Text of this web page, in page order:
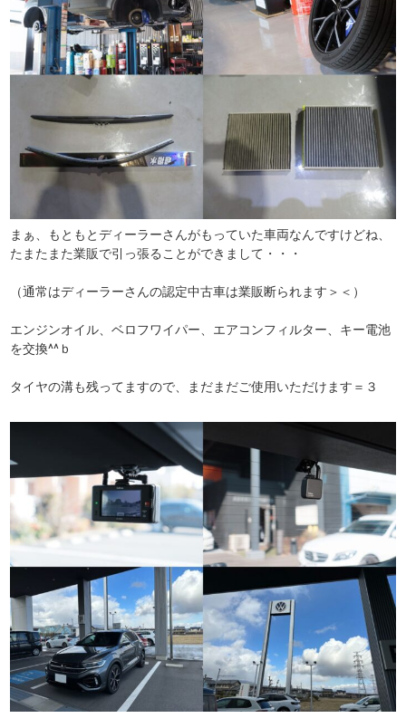
まぁ、もともとディーラーさんがもっていた車両なんですけどね、
たまたまた業販で引っ張ることができまして・・・
（通常はディーラーさんの認定中古車は業販断られます＞＜）
エンジンオイル、ベロフワイパー、エアコンフィルター、キー電池
を交換^^ｂ
タイヤの溝も残ってますので、まだまだご使用いただけます＝３